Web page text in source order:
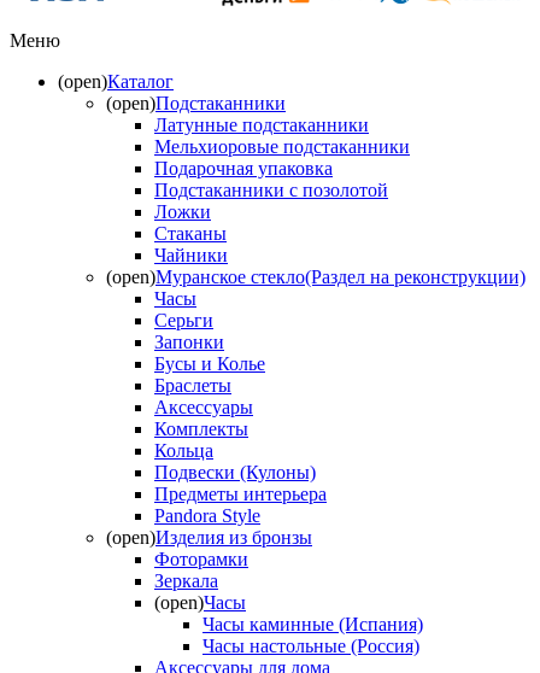
Меню
(open)Каталог
(open)Подстаканники
Латунные подстаканники
Мельхиоровые подстаканники
Подарочная упаковка
Подстаканники с позолотой
Ложки
Стаканы
Чайники
(open)Муранское стекло(Раздел на реконструкции)
Часы
Серьги
Запонки
Бусы и Колье
Браслеты
Аксессуары
Комплекты
Кольца
Подвески (Кулоны)
Предметы интерьера
Pandora Style
(open)Изделия из бронзы
Фоторамки
Зеркала
(open)Часы
Часы каминные (Испания)
Часы настольные (Россия)
Аксессуары для дома